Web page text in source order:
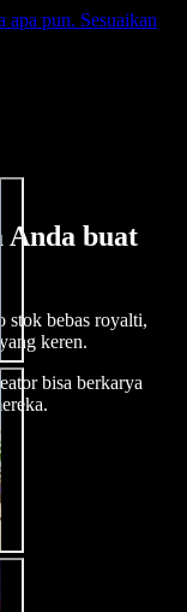
apa pun. Sesuaikan
Anda buat
stok bebas royalti,
keren.
bisa berkarya